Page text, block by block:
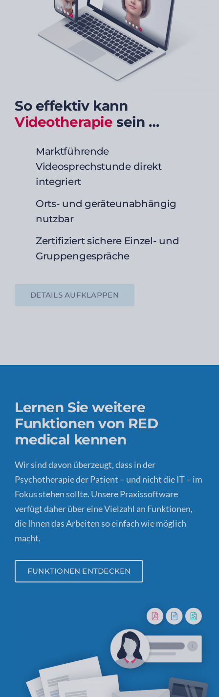
So effektiv kann
Videotherapie sein …
Marktführende
Videosprechstunde direkt
integriert
Orts- und geräteunabhängig
nutzbar
Zertifiziert sichere Einzel- und
Gruppengespräche
DETAILS AUFKLAPPEN
Lernen Sie weitere
Funktionen von RED
medical kennen
Wir sind davon überzeugt, dass in der
Psychotherapie der Patient – und nicht die IT – im
Fokus stehen sollte. Unsere Praxissoftware
verfügt daher über eine Vielzahl an Funktionen,
die Ihnen das Arbeiten so einfach wie möglich
macht.
FUNKTIONEN ENTDECKEN